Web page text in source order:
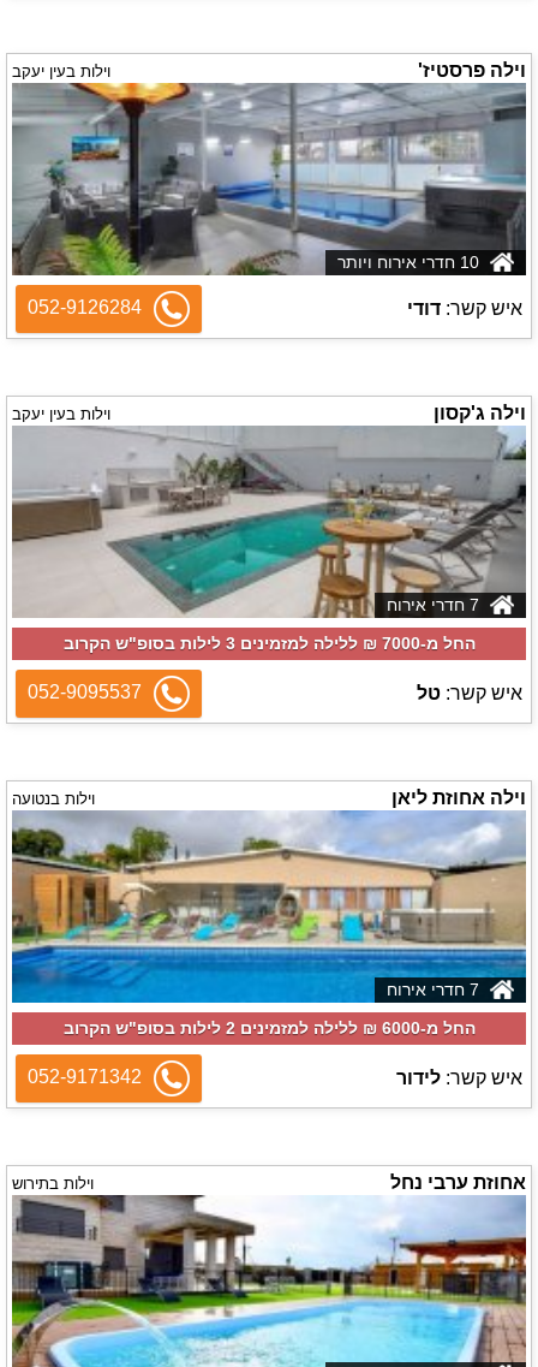
וילה פרסטיז' וילות בעין יעקב
איש קשר: דודי 052-9126284
וילה ג'קסון וילות בעין יעקב
החל מ-‏7000 ₪ ללילה למזמינים 3 לילות בסופ"ש הקרוב
איש קשר: טל 052-9095537
וילה אחוזת ליאן וילות בנטועה
החל מ-‏6000 ₪ ללילה למזמינים 2 לילות בסופ"ש הקרוב
איש קשר: לידור 052-9171342
אחוזת ערבי נחל וילות בתירוש